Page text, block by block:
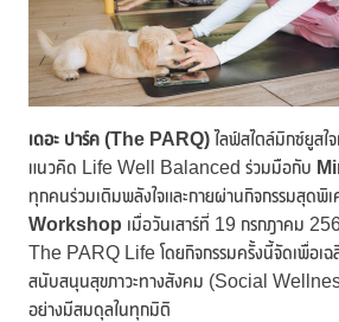
เดอะ ปาร์ค (The PARQ) ไลฟ์สไตล์มิกซ์ยูสใ
แนวคิด Life Well Balanced ร่วมมือกับ
ทุกคนร่วมเติมพลังใจและกายผ่านกิจกรรมสุดพิ
Workshop เมื่อวันเสาร์ที่ 19 กรกฎาคม
The PARQ Life โดยกิจกรรมครั้งนี้จัดเพื่อเฉ
สนับสนุนสุขภาวะทางสังคม (Social
อย่างมีสมดุลในทุกมิติ